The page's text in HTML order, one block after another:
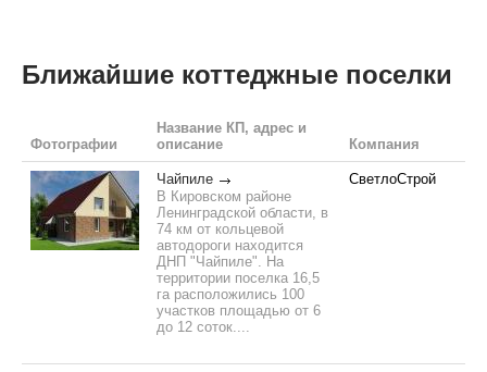
Ближайшие коттеджные поселки
Фотографии
Название КП, адрес и
описание
Компания
Чайпиле
В Кировском районе
Ленинградской области, в
74 км от кольцевой
автодороги находится
ДНП "Чайпиле". На
территории поселка 16,5
га расположились 100
участков площадью от 6
до 12 соток....
СветлоСтрой